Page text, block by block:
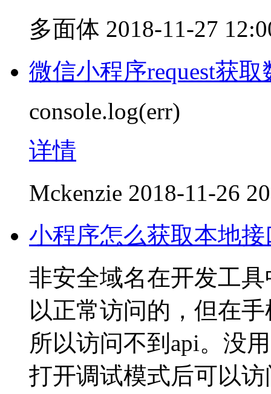
多面体 2018-11-27
微信小程序request获取
console.log(err)
详情
Mckenzie 2018-11-26
小程序怎么获取本地接
非安全域名在开发工
以正常访问的，但在
所以访问不到api。没
打开调试模式后可以